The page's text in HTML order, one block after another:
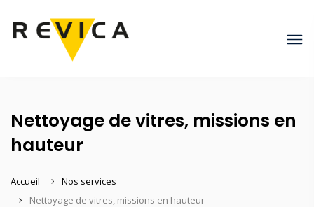
Nettoyage de vitres, missions en
hauteur
Accueil
Nos services
Nettoyage de vitres, missions en hauteur